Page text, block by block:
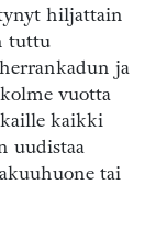
hiljattain
tuttu
ja
vuotta
kaikki
uudistaa
tai